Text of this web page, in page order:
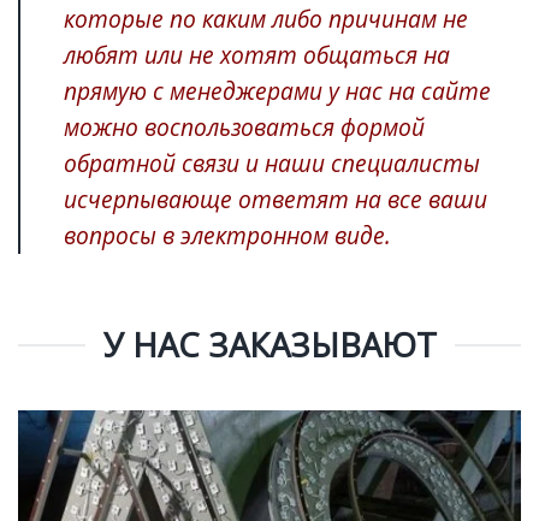
которые по каким либо причинам не
любят или не хотят общаться на
прямую с менеджерами у нас на сайте
можно воспользоваться формой
обратной связи и наши специалисты
исчерпывающе ответят на все ваши
вопросы в электронном виде.
У НАС ЗАКАЗЫВАЮТ